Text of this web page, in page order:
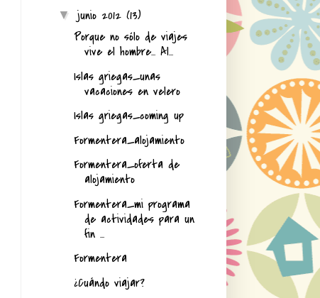
▼ junio 2012 (13)
Porque no sólo de viajes
vive el hombre... Al...
Islas griegas_unas
vacaciones en velero
Islas griegas_coming up
Formentera_alojamiento
Formentera_oferta de
alojamiento
Formentera_mi programa
de actividades para un
fin ...
Formentera
¿Cuándo viajar?